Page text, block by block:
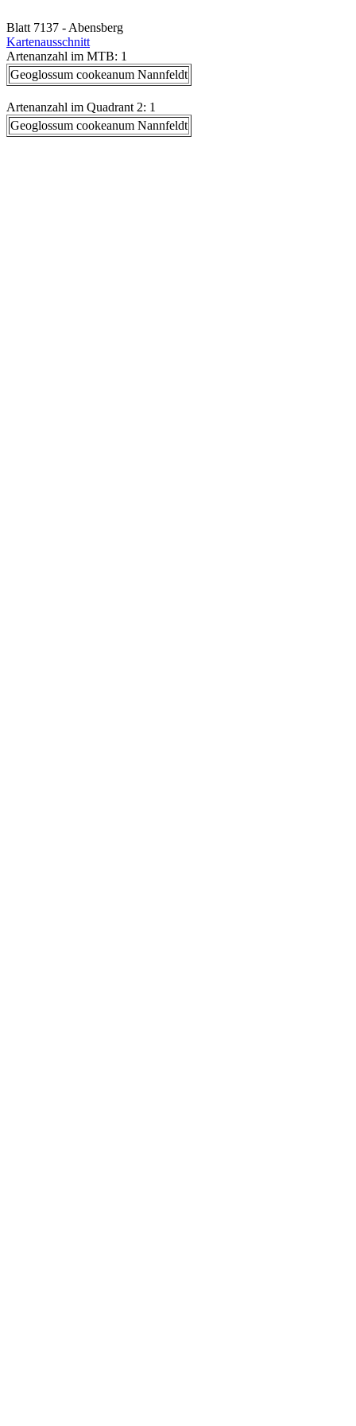
Blatt 7137 - Abensberg
Kartenausschnitt
Artenanzahl im MTB: 1
Geoglossum cookeanum Nannfeldt
Artenanzahl im Quadrant 2: 1
Geoglossum cookeanum Nannfeldt